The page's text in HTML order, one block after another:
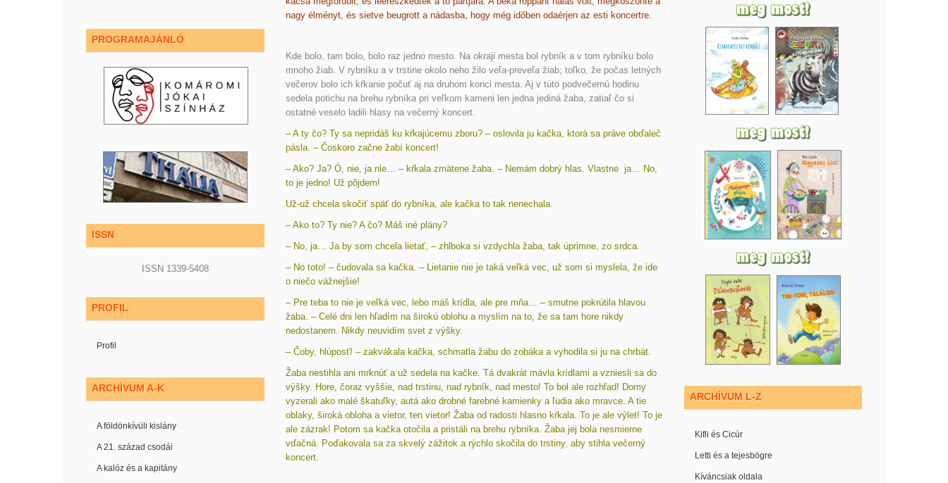
nagy élményt, és sietve beugrott a nádasba, hogy még időben odaérjen az esti koncertre.
Kde bolo, tam bolo, bolo raz jedno mesto. Na okraji mesta bol rybník a v tom rybníku bolo
mnoho žiab. V rybníku a v trstine okolo neho žilo veľa-preveľa žiab; toľko, že počas letných
večerov bolo ich kŕkanie počuť aj na druhom konci mesta. Aj v túto podvečernú hodinu
sedela potichu na brehu rybníka pri veľkom kameni len jedna jediná žaba, zatiaľ čo si
ostatné veselo ladili hlasy na večerný koncert.
– A ty čo? Ty sa nepridáš ku kŕkajúcemu zboru? – oslovila ju kačka, ktorá sa práve obďaleč
pásla. – Čoskoro začne žabí koncert!
– Ako? Ja? Ó, nie, ja nie… – kŕkala zmätene žaba. – Nemám dobrý hlas. Vlastne ja… No,
to je jedno! Už pôjdem!
Už-už chcela skočiť späť do rybníka, ale kačka to tak nenechala.
– Ako to? Ty nie? A čo? Máš iné plány?
– No, ja… Ja by som chcela lietať, – zhlboka si vzdychla žaba, tak úprimne, zo srdca.
– No toto! – čudovala sa kačka. – Lietanie nie je taká veľká vec, už som si myslela, že ide
o niečo vážnejšie!
– Pre teba to nie je veľká vec, lebo máš krídla, ale pre mňa… – smutne pokrútila hlavou
žaba. – Celé dni len hľadím na širokú oblohu a myslím na to, že sa tam hore nikdy
nedostanem. Nikdy neuvidím svet z výšky.
– Čoby, hlúposť! – zakvákala kačka, schmatla žabu do zobáka a vyhodila si ju na chrbát.
Žaba nestihla ani mrknúť a už sedela na kačke. Tá dvakrát mávla krídlami a vzniesli sa do
výšky. Hore, čoraz vyššie, nad trstinu, nad rybník, nad mesto! To bol ale rozhľad! Domy
vyzerali ako malé škatuľky, autá ako drobné farebné kamienky a ľudia ako mravce. A tie
oblaky, široká obloha a vietor, ten vietor! Žaba od radosti hlasno kŕkala. To je ale výlet! To je
ale zázrak! Potom sa kačka otočila a pristáli na brehu rybníka. Žaba jej bola nesmierne
vďačná. Poďakovala sa za skvelý zážitok a rýchlo skočila do trstiny, aby stihla večerný
koncert.
PROGRAMAJÁNLÓ
ISSN
ISSN 1339-5408
PROFIL
Profil
ARCHÍVUM A-K
A földönkívüli kislány
A 21. század csodái
A kalóz és a kapitány
ARCHÍVUM L-Z
Kifli és Cicúr
Letti és a tejesbögre
Kíváncsiak oldala